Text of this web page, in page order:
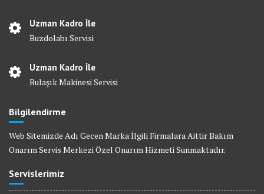
Uzman Kadro İle
Buzdolabı Servisi
Uzman Kadro İle
Bulaşık Makinesi Servisi
Bilgilendirme
Web Sitemizde Adı Gecen Marka İlgili Firmalara Aittir Bakım
Onarım Servis Merkezi Özel Onarım Hizmeti Sunmaktadır.
Servislerimiz